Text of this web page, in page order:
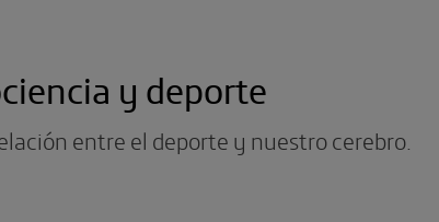
y deporte
entre el deporte y nuestro cerebro.